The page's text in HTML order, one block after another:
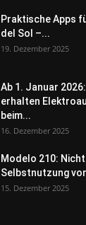
Praktische Apps
del Sol –...
19. Dezember 2025
Ab 1. Januar
erhalten
beim...
16. Dezember 2025
Modelo 210:
Selbstnutzung
15. Dezember 2025